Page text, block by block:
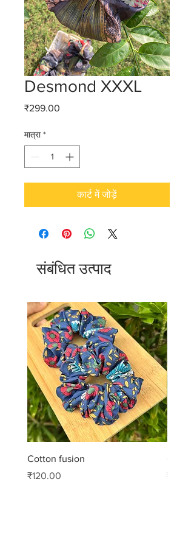
Desmond XXXL
₹299.00
मात्रा *
कार्ट में जोड़ें
संबंधित उत्पाद
Cotton fusion
मूल्य
₹120.00
मूल्य
₹99.00